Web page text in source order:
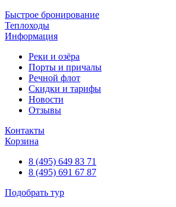
Быстрое бронирование
Теплоходы
Информация
Реки и озёра
Порты и причалы
Речной флот
Скидки и тарифы
Новости
Отзывы
Контакты
Корзина
8 (495) 649 83 71
8 (495) 691 67 87
Подобрать тур